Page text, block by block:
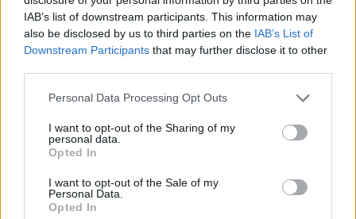
IAB’s list of downstream participants. This information may
also be disclosed by us to third parties on the IAB’s List of
Downstream Participants that may further disclose it to other
Please note that this website/app uses one or more Google
not limited to your visit or usage behaviour. You may click to
grant or deny consent to Google and its third-party tags to
use your data for below specified purposes in below Google
consent section.
Personal Data Processing Opt Outs
I want to opt-out of the Sharing of my
personal data.
Opted In
I want to opt-out of the Sale of my
Personal Data.
Opted In
ανθρώπινο πλάσμα – Η σημασία της δωρεάς
Η Διεθνής Εβδομάδα Ευαισθητοποίησης για το
Πλάσμα καλεί ανθρώπους και κοινότητες σε
ολόκληρο τον κόσμο να αναγνωρίσουν τον
καθοριστικό ρόλο του πλάσματος στη δημιουργία
07.10.2025, 13:37